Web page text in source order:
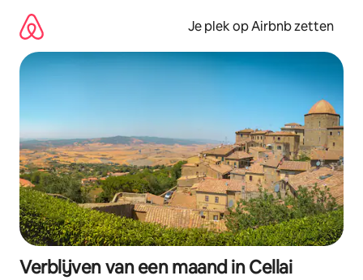
direct
naar
inhoud
Je plek op Airbnb zetten
Verblijven van een maand in Cellai